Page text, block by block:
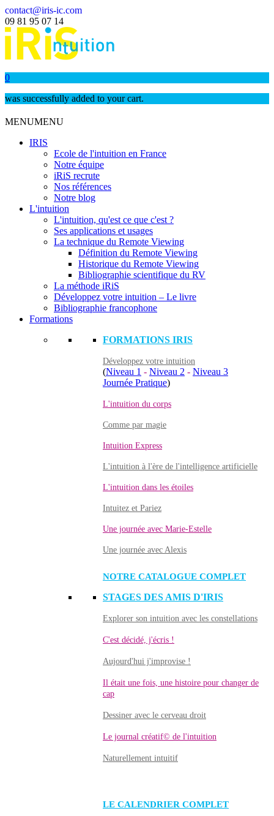
contact@iris-ic.com
09 81 95 07 14
0
was successfully added to your cart.
MENUMENU
IRIS
Ecole de l'intuition en France
Notre équipe
iRiS recrute
Nos références
Notre blog
L'intuition
L'intuition, qu'est ce que c'est ?
Ses applications et usages
La technique du Remote Viewing
Définition du Remote Viewing
Historique du Remote Viewing
Bibliographie scientifique du RV
La méthode iRiS
Développez votre intuition – Le livre
Bibliographie francophone
Formations
FORMATIONS IRIS
Développez votre intuition
(Niveau 1 - Niveau 2 - Niveau 3
Journée Pratique)
L'intuition du corps
Comme par magie
Intuition Express
L'intuition à l'ère de l'intelligence artificielle
L'intuition dans les étoiles
Intuitez et Pariez
Une journée avec Marie-Estelle
Une journée avec Alexis
NOTRE CATALOGUE COMPLET
STAGES DES AMIS D'IRIS
Explorer son intuition avec les constellations
C'est décidé, j'écris !
Aujourd'hui j'improvise !
Il était une fois, une histoire pour changer de
cap
Dessiner avec le cerveau droit
Le journal créatif© de l'intuition
Naturellement intuitif
LE CALENDRIER COMPLET